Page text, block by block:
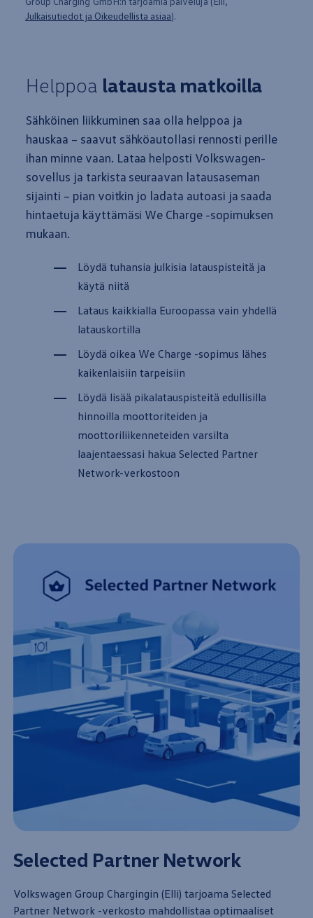
Julkaisutiedot ja Oikeudellista asiaa).
Helppoa latausta matkoilla
Sähköinen liikkuminen saa olla helppoa ja
hauskaa – saavut sähköautollasi rennosti perille
ihan minnevaan. Lataa helposti Volkswagen-
sovellus ja tarkista seuraavan latausaseman
sijainti – pian voitkin jo ladata autoasi ja saada
hintaetuja käyttämäsi We Charge -sopimuksen
mukaan.
Löydä tuhansia julkisia latauspisteitä ja
käytä niitä
Lataus kaikkialla Euroopassa vain yhdellä
latauskortilla
Löydä oikea We Charge -sopimus lähes
kaikenlaisiin tarpeisiin
Löydä lisää pikalatauspisteitä edullisilla
hinnoilla moottoriteiden ja
moottoriliikenneteiden varsilta
laajentaessasi hakua Selected Partner
Network-verkostoon
Selected Partner Network
Volkswagen Group Chargingin (Elli) tarjoama Selected
Partner Network -verkosto mahdollistaa optimaaliset